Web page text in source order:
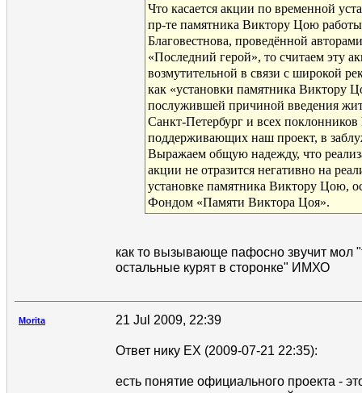
Что касается акции по временной
пр-те памятника Виктору Цою работы
Благовестнова, проведённой
«Последний герой», то считаем эту
возмутительной в связи с широкой
как «установки памятника Виктору
послужившей причиной введения
Санкт-Петербург и всех
поддерживающих наш проект, в
Выражаем общую надежду, что
акции не отразится негативно на
установке памятника Виктору Цою,
Фондом «Памяти Виктора Цоя».
как то вызывающе пафосно звучит мол
остальные курят в сторонке" ИМХО
Morita 21 Jul 2009, 22:39
Ответ нику EX (2009-07-21 22:35):
есть понятие официального проекта -